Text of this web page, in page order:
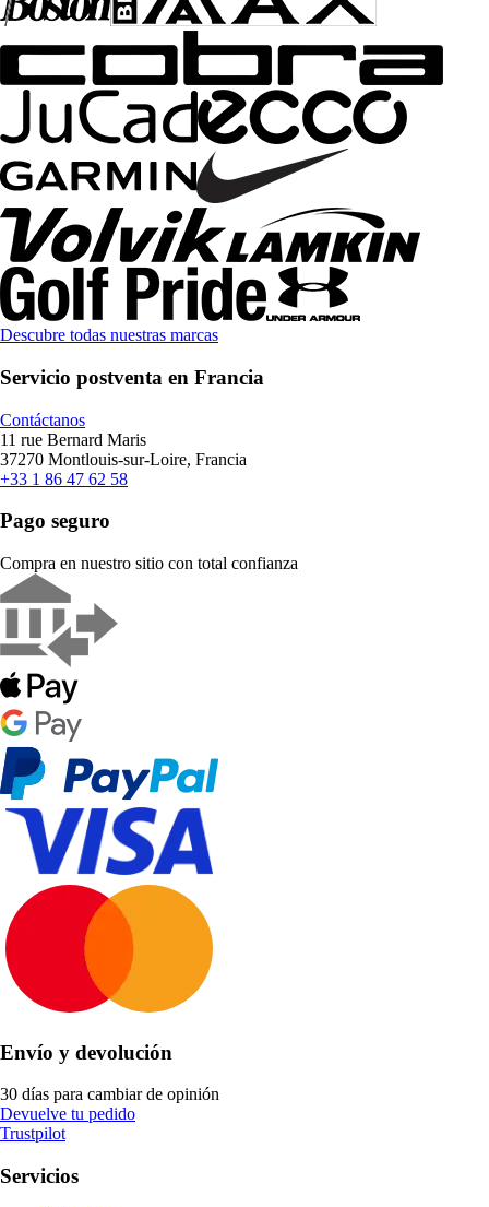
Descubre todas nuestras marcas
Servicio postventa en Francia
Contáctanos
11 rue Bernard Maris
37270 Montlouis-sur-Loire, Francia
+33 1 86 47 62 58
Pago seguro
Compra en nuestro sitio con total confianza
Envío y devolución
30 días para cambiar de opinión
Devuelve tu pedido
Trustpilot
Servicios